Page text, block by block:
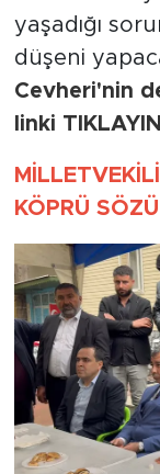
yaşadığı
düşeni
Cevheri'nin
linki TIKLAYIN
KÖPRÜ